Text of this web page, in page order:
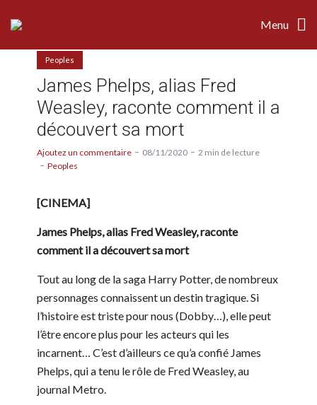
Menu
Peoples
James Phelps, alias Fred
Weasley, raconte comment il a
découvert sa mort
Ajoutez un commentaire 08/11/2020
2 min de lecture
Peoples
[CINEMA]
James Phelps, alias Fred Weasley, raconte
comment il a découvert sa mort
Tout au long de la saga Harry Potter, de nombreux
personnages connaissent un destin tragique. Si
l’histoire est triste pour nous (Dobby…), elle peut
l’être encore plus pour les acteurs qui les
incarnent… C’est d’ailleurs ce qu’a confié James
Phelps, qui a tenu le rôle de Fred Weasley, au
journal Metro.